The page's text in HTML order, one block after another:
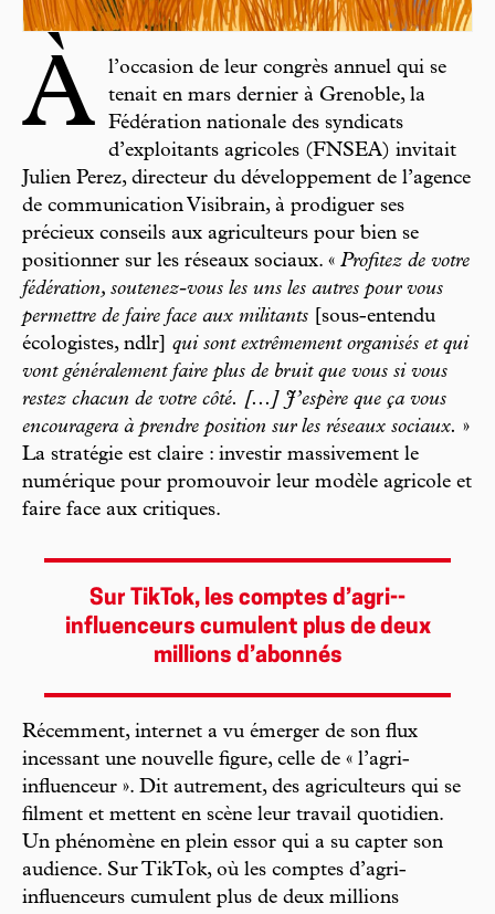
À
l’occasion de leur congrès annuel qui se
tenait en mars dernier à Grenoble, la
Fédération nationale des syndicats
d’exploitants agricoles (FNSEA) invitait
Julien Perez, directeur du développement de l’agence
de communication Visibrain, à prodiguer ses
précieux conseils aux agriculteurs pour bien se
positionner sur les réseaux sociaux. « Profitez de votre
fédération, soutenez-vous les uns les autres pour vous
permettre de faire face aux militants [sous-entendu
écologistes, ndlr]
qui sont extrêmement organisés et qui
vont généralement faire plus de bruit que vous si vous
restez chacun de votre côté. [...] J’espère que ça vous
encouragera à prendre position sur les réseaux sociaux. »
La stratégie est claire : investir massivement le
numérique pour promouvoir leur modèle agricole et
faire face aux critiques.
Sur TikTok, les comptes d’agri-­
influenceurs cumulent plus de deux
millions d’abonnés
Récemment, internet a vu émerger de son flux
incessant une nouvelle figure, celle de « l’agri-
influenceur ». Dit autrement, des agriculteurs qui se
filment et mettent en scène leur travail quotidien.
Un phénomène en plein essor qui a su capter son
audience. Sur TikTok, où les comptes d’agri-
influenceurs cumulent plus de deux millions